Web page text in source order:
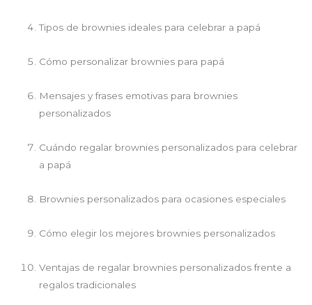
Tipos de brownies ideales para celebrar a papá
Cómo personalizar brownies para papá
Mensajes y frases emotivas para brownies
personalizados
Cuándo regalar brownies personalizados para celebrar
a papá
Brownies personalizados para ocasiones especiales
Cómo elegir los mejores brownies personalizados
Ventajas de regalar brownies personalizados frente a
regalos tradicionales